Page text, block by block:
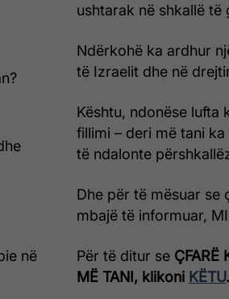
në
ushtarak në shkallë të
Ndërkohë ka ardhur
të Izraelit dhe në
Kështu, ndonëse lufta
fillimi – deri më tani
të ndalonte
Dhe për të mësuar se
mbajë të informuar,
Për të ditur se ÇFARË
MË TANI, klikoni KËTU.